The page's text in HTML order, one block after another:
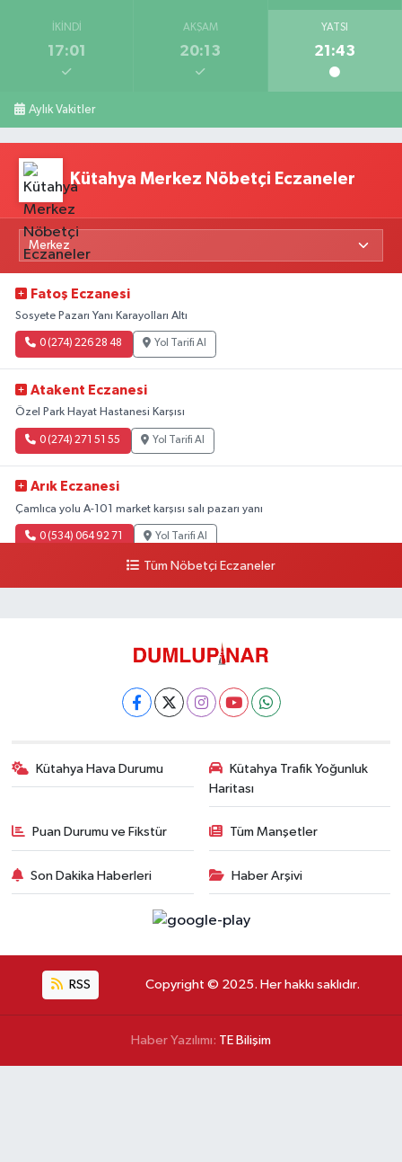
İKINDI
17:01
AKŞAM
20:13
YATSI
21:43
Aylık Vakitler
Kütahya Merkez Nöbetçi Eczaneler
Fatoş Eczanesi
Sosyete Pazarı Yanı Karayolları Altı
0 (274) 226 28 48 Yol Tarifi Al
Atakent Eczanesi
Özel Park Hayat Hastanesi Karşısı
0 (274) 271 51 55 Yol Tarifi Al
Arık Eczanesi
Çamlıca yolu A-101 market karşısı salı pazarı yanı
0 (534) 064 92 71 Yol Tarifi Al
Tüm Nöbetçi Eczaneler
Kütahya Hava Durumu
Kütahya Trafik Yoğunluk
Haritası
Puan Durumu ve Fikstür Tüm Manşetler
Son Dakika Haberleri Haber Arşivi
RSS Copyright © 2025. Her hakkı saklıdır.
Haber Yazılımı: TE Bilişim